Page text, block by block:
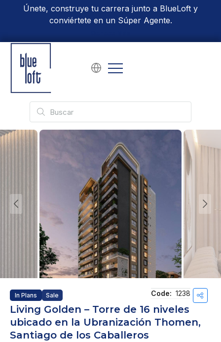
Únete, construye tu carrera junto a BlueLoft y
conviértete en un Súper Agente.
In Plans Sale Code: 1238
Living Golden – Torre de 16 niveles
ubicado en la Ubranización Thomen,
Santiago de los Caballeros